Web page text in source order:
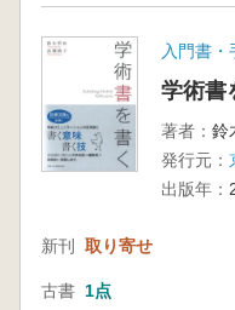
入門書・
学術書
著者： 鈴
発行元：
出版年：
新刊 取り寄せ
古書 1点